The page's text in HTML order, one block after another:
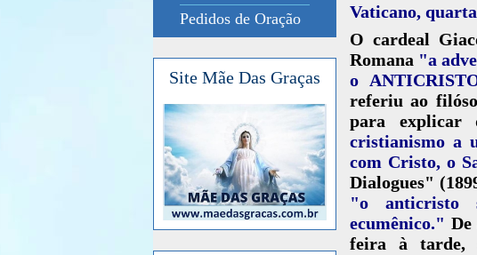
Pedidos de Oração
Site Mãe Das Graças
Vaticano,
O cardeal
Romana "a
o
referiu ao
para
cristianismo a
com Cristo, o
Dialogues"
"o anticristo
ecumênico." De
feira à tarde,